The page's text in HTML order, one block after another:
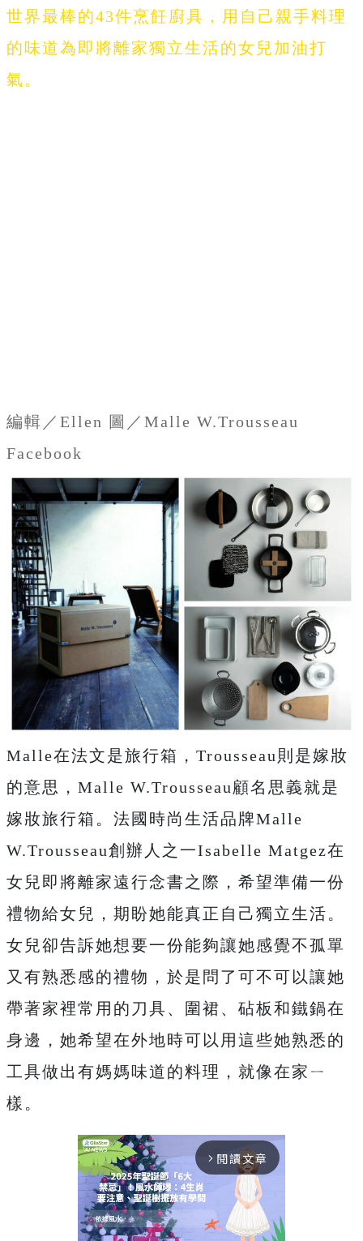
世界最棒的43件烹飪廚具，用自己親手料理
的味道為即將離家獨立生活的女兒加油打
氣。
編輯／Ellen 圖／Malle W.Trousseau
Facebook
Malle在法文是旅行箱，Trousseau則是嫁妝
的意思，Malle W.Trousseau顧名思義就是
嫁妝旅行箱。法國時尚生活品牌Malle
W.Trousseau創辦人之一Isabelle Matgez在
女兒即將離家遠行念書之際，希望準備一份
禮物給女兒，期盼她能真正自己獨立生活。
女兒卻告訴她想要一份能夠讓她感覺不孤單
又有熟悉感的禮物，於是問了可不可以讓她
帶著家裡常用的刀具、圍裙、砧板和鐵鍋在
身邊，她希望在外地時可以用這些她熟悉的
工具做出有媽媽味道的料理，就像在家ㄧ
樣。
arrow_forward_ios 閱讀文章